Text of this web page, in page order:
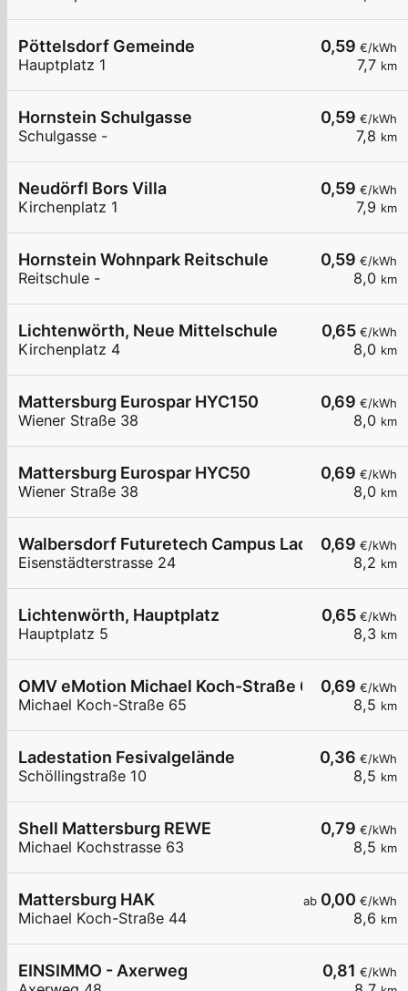
0,59 €/kWh
7,7 km
Pöttelsdorf Gemeinde
Hauptplatz 1
0,59 €/kWh
7,8 km
Hornstein Schulgasse
Schulgasse -
0,59 €/kWh
7,9 km
Neudörfl Bors Villa
Kirchenplatz 1
0,59 €/kWh
8,0 km
Hornstein Wohnpark Reitschule
Reitschule -
0,65 €/kWh
8,0 km
Lichtenwörth, Neue Mittelschule
Kirchenplatz 4
0,69 €/kWh
8,0 km
Mattersburg Eurospar HYC150
Wiener Straße 38
0,69 €/kWh
8,0 km
Mattersburg Eurospar HYC50
Wiener Straße 38
0,69 €/kWh
8,2 km
Walbersdorf Futuretech Campus Ladehub
Eisenstädterstrasse 24
0,65 €/kWh
8,3 km
Lichtenwörth, Hauptplatz
Hauptplatz 5
0,69 €/kWh
8,5 km
OMV eMotion Michael Koch-Straße 65
Michael Koch-Straße 65
0,36 €/kWh
8,5 km
Ladestation Fesivalgelände
Schöllingstraße 10
0,79 €/kWh
8,5 km
Shell Mattersburg REWE
Michael Kochstrasse 63
ab 0,00 €/kWh
8,6 km
Mattersburg HAK
Michael Koch-Straße 44
0,81 €/kWh
EINSIMMO - Axerweg